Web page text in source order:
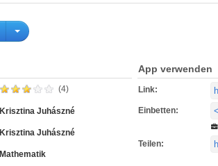
(4)
Krisztina Juhászné
Krisztina Juhászné
Mathematik
App verwenden
Link:
Einbetten:
Teilen: